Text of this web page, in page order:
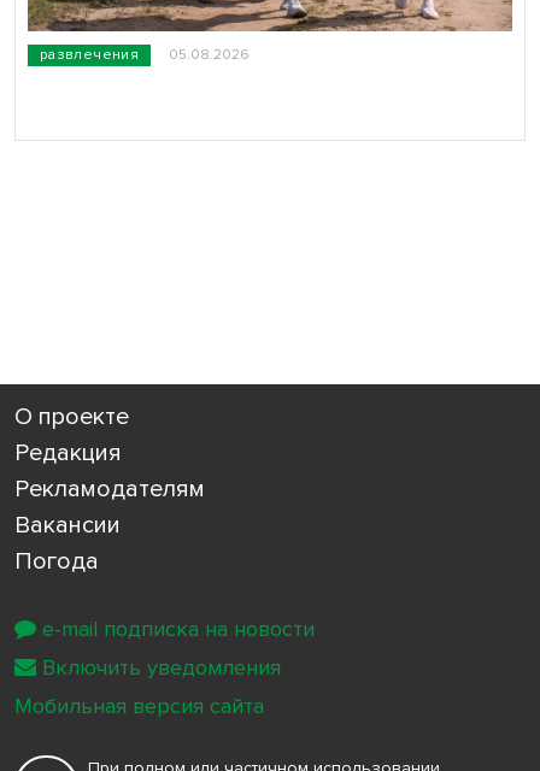
развлечения 05.08.2026
О проекте
Редакция
Рекламодателям
Вакансии
Погода
e-mail подписка на новости
Включить уведомления
Мобильная версия сайта